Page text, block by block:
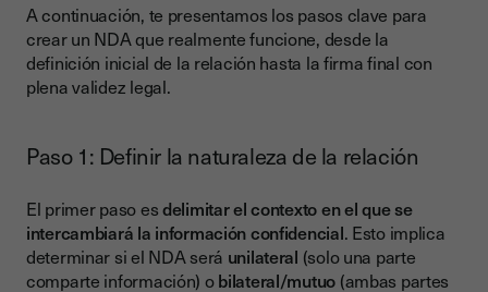
A continuación, te presentamos los pasos clave para
crear un NDA que realmente funcione, desde la
definición inicial de la relación hasta la firma final con
plena validez legal.
Paso 1: Definir la naturaleza de la relación
El primer paso esdelimitar el contexto en el que se
intercambiará la información confidencial. Esto implica
determinar si el NDA será unilateral (solo una parte
comparte información) obilateral/mutuo (ambas partes